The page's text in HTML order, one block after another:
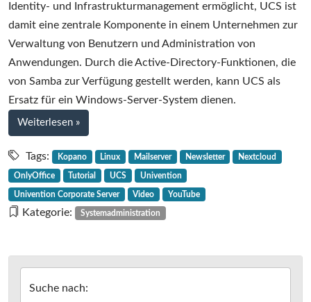
Identity- und Infrastrukturmanagement ermöglicht, UCS ist
damit eine zentrale Komponente in einem Unternehmen zur
Verwaltung von Benutzern und Administration von
Anwendungen. Durch die Active-Directory-Funktionen, die
von Samba zur Verfügung gestellt werden, kann UCS als
Ersatz für ein Windows-Server-System dienen.
Weiterlesen bei
Zwei
Stunden
mit
Univention
Corporate
Server
»
Tags: Kopano Linux Mailserver Newsletter Nextcloud
OnlyOffice Tutorial UCS Univention
Univention Corporate Server Video YouTube
Kategorie: Systemadministration
Suche nach: